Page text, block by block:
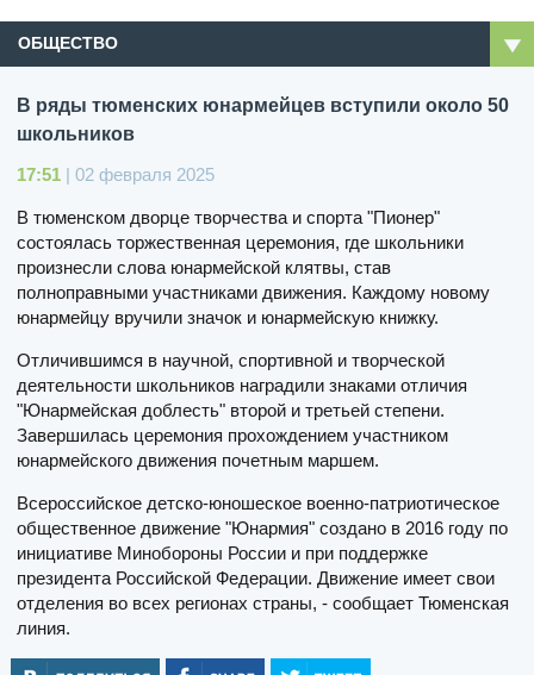
ОБЩЕСТВО
В ряды тюменских юнармейцев вступили около 50
школьников
17:51 | 02 февраля 2025
В тюменском дворце творчества и спорта "Пионер"
состоялась торжественная церемония, где школьники
произнесли слова юнармейской клятвы, став
полноправными участниками движения. Каждому новому
юнармейцу вручили значок и юнармейскую книжку.
Отличившимся в научной, спортивной и творческой
деятельности школьников наградили знаками отличия
"Юнармейская доблесть" второй и третьей степени.
Завершилась церемония прохождением участником
юнармейского движения почетным маршем.
Всероссийское детско-юношеское военно-патриотическое
общественное движение "Юнармия" создано в 2016 году по
инициативе Минобороны России и при поддержке
президента Российской Федерации. Движение имеет свои
отделения во всех регионах страны, - сообщает Тюменская
линия.